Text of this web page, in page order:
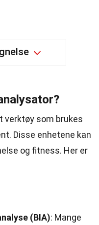
verktøy som brukes
Disse enhetene kan
og fitness. Her er
(BIA): Mange